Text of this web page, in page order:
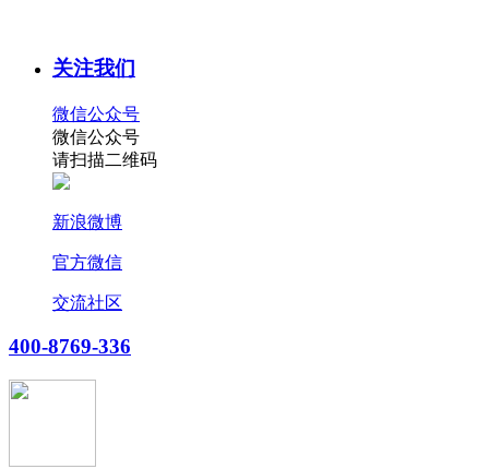
关注我们
微信公众号
微信公众号
请扫描二维码
新浪微博
官方微信
交流社区
400-8769-336